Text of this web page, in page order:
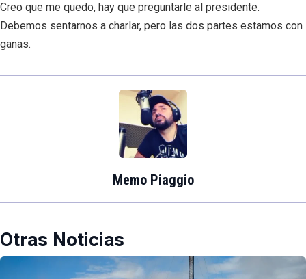
Creo que me quedo, hay que preguntarle al presidente.
Debemos sentarnos a charlar, pero las dos partes estamos con
ganas.
Memo Piaggio
Otras Noticias